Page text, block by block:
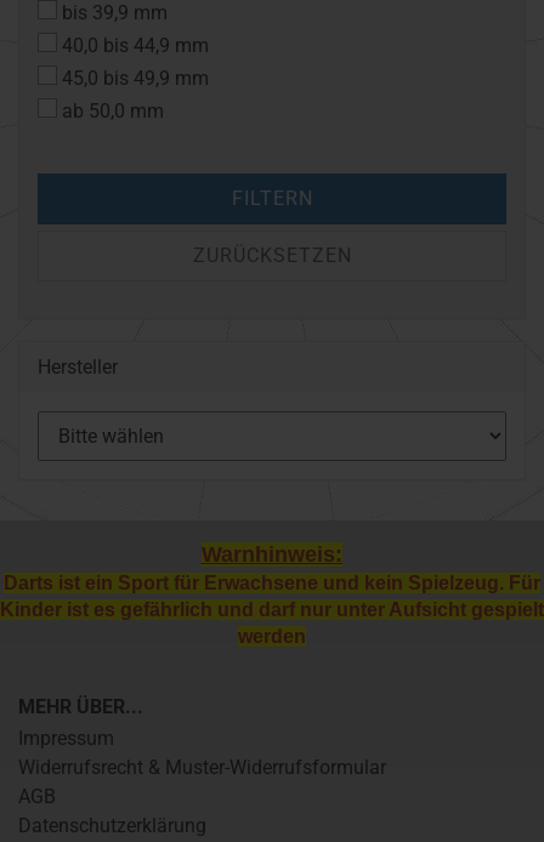
DARTBARREL
bis 39,9 mm
40,0 bis 44,9 mm
45,0 bis 49,9 mm
ab 50,0 mm
FILTERN
ZURÜCKSETZEN
Hersteller
Warnhinweis:
Darts ist ein Sport für Erwachsene und kein Spielzeug. Für
Kinder ist es gefährlich und darf nur unter Aufsicht gespielt
werden
MEHR ÜBER...
Impressum
Widerrufsrecht & Muster-Widerrufsformular
AGB
Datenschutzerklärung